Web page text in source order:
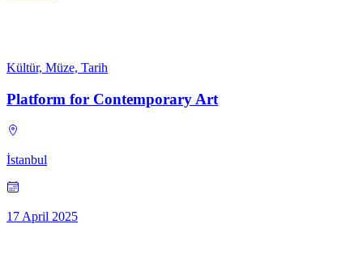
Kültür, Müze, Tarih
Platform for Contemporary Art
İstanbul
17 April 2025